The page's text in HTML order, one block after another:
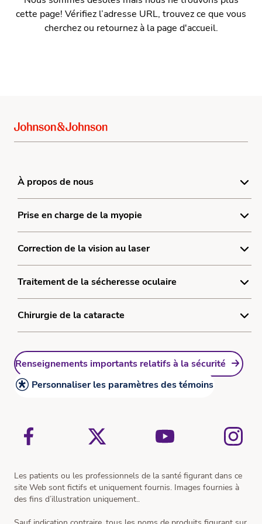
cette page! Vérifiez l’adresse URL, trouvez ce que vous
cherchez ou retournez à la page d'accueil.
À propos de nous
Centre de réclamation sur les produits
Conditions générales
Politique de confidentialité
Plan du site
Prise en charge de la myopie
Qu’est-ce que la myopie?
Traitement de la myopie
ACUVUEᴹᴰ Abilitiᴹᴰ 1-jour
Ressources
Correction de la vision au laser
Qu’est-ce que la correction de la vision au laser?
Traitement laser de la vision
Ressources
Traitement de la sécheresse oculaire
Qu’est-ce que la sécheresse oculaire?
Traitement de la sécheresse oculaire
Ressources
Chirurgie de la cataracte
Traitement de la cataracte
Ressources
Renseignements importants relatifs à la sécurité
Personnaliser les paramètres des témoins
Les patients ou les professionnels de la santé figurant dans ce
site Web sont fictifs et uniquement fournis. Images fournies à
des fins d’illustration uniquement..